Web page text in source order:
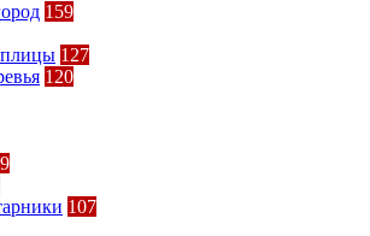
159
127
120
107